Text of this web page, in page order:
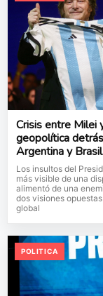
Crisis entre Milei
geopolítica
Argentina y Brasil
Los insultos del
más visible de una
alimentó de una
dos visiones
global
POLITICA